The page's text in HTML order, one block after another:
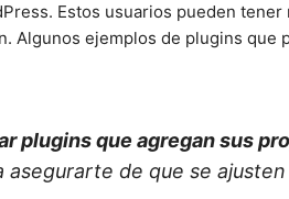
Estos usuarios pueden
ejemplos de plugins
plugins que agregan sus
asegurarte de que se